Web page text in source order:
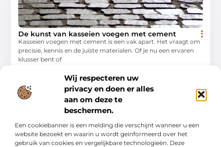
Wij respecteren uw
privacy en doen er alles
aan om deze te
beschermen.
Een cookiebanner is een melding die verschijnt wanneer u een
website bezoekt en waarin u wordt geïnformeerd over het
gebruik van cookies en vergelijkbare technologieën. Deze
De kunst van kasseien voegen met cement
Kasseien voegen met cement is een vak apart. Het vraagt om
precisie, kennis en de juiste materialen. Of je nu een ervaren
klusser bent of
Aanbiedingen